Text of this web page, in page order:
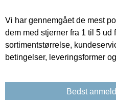
Vi har gennemgået de mest
dem med stjerner fra 1 til 5 ud
sortimentstørrelse,
betingelser, leveringsformer
Bedst